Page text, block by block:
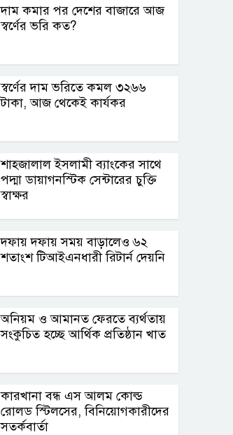
দাম কমার পর দেশের বাজারে আজ
স্বর্ণের ভরি কত?
স্বর্ণের দাম ভরিতে কমল ৩২৬৬
টাকা, আজ থেকেই কার্যকর
শাহ্জালাল ইসলামী ব্যাংকের সাথে
পদ্মা ডায়াগনস্টিক সেন্টারের চুক্তি
স্বাক্ষর
দফায় দফায় সময় বাড়ালেও ৬২
শতাংশ টিআইএনধারী রিটার্ন দেয়নি
অনিয়ম ও আমানত ফেরতে ব্যর্থতায়
সংকুচিত হচ্ছে আর্থিক প্রতিষ্ঠান খাত
কারখানা বন্ধ এস আলম কোল্ড
রোলড স্টিলসের, বিনিয়োগকারীদের
সতর্কবার্তা